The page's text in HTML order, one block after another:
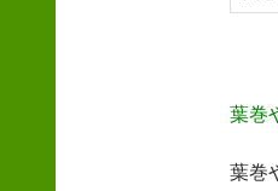
葉巻
葉巻